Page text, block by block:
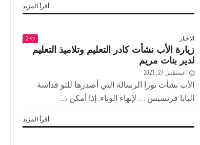
أقرأ المزيد
الاخبار 2
زيارة الأب نشأت كادر التعليم وتلاميذ التعليم
لدير بنات مريم
أغسطس 27, 2021
الأب نشأت توزا الرسالة التي أصدرها للتو قداسة
البابا فرنسيس … لإنهاء الوباء. إذا أمكن ،...
أقرأ المزيد